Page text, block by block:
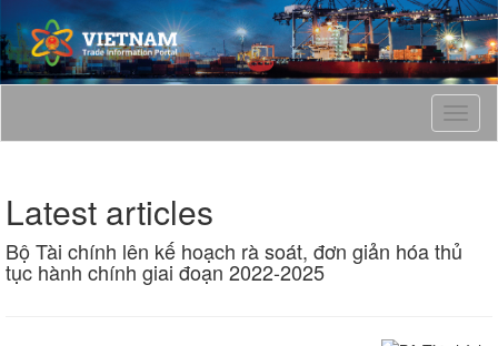
T
o
n
Latest articles
Bộ Tài chính lên kế hoạch rà soát, đơn giản hóa thủ
tục hành chính giai đoạn 2022-2025